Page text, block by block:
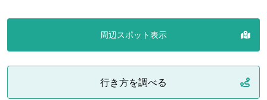
周辺スポット表示
行き方を調べる